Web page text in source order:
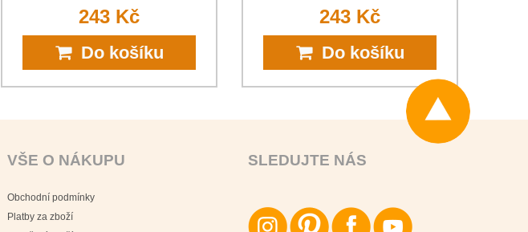
243 Kč
Do košíku
243 Kč
Do košíku
VŠE O NÁKUPU
Obchodní podmínky
Platby za zboží
SLEDUJTE NÁS